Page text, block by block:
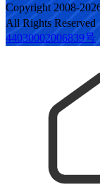
Copyright 2008-
All Rights Reserved
44030002006839号